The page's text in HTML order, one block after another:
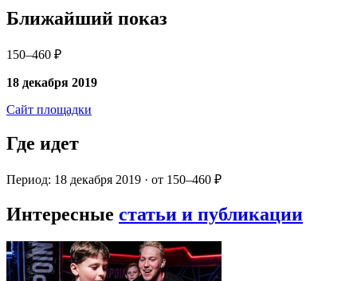
Ближайший показ
150–460 ₽
18 декабря 2019
Сайт площадки
Где идет
Период: 18 декабря 2019 · от 150–460 ₽
Интересные статьи и публикации